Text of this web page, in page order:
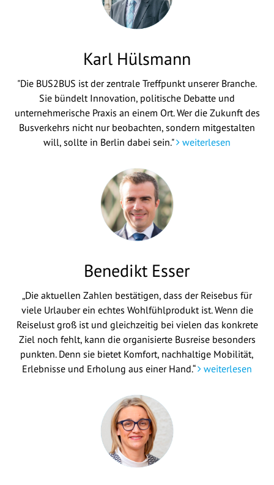
Karl Hülsmann
"Die BUS2BUS ist der zentrale Treffpunkt unserer Branche.
Sie bündelt Innovation, politische Debatte und
unternehmerische Praxis an einem Ort. Wer die Zukunft des
Busverkehrs nicht nur beobachten, sondern mitgestalten
will, sollte in Berlin dabei sein."
weiterlesen
Benedikt Esser
„Die aktuellen Zahlen bestätigen, dass der Reisebus für
viele Urlauber ein echtes Wohlfühlprodukt ist. Wenn die
Reiselust groß ist und gleichzeitig bei vielen das konkrete
Ziel noch fehlt, kann die organisierte Busreise besonders
punkten. Denn sie bietet Komfort, nachhaltige Mobilität,
Erlebnisse und Erholung aus einer Hand.“
weiterlesen